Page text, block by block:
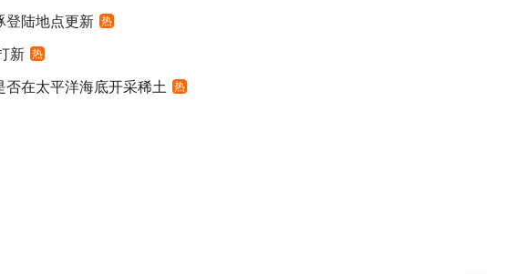
登陆地点更新 热
新 热
否在太平洋海底开采稀土 热